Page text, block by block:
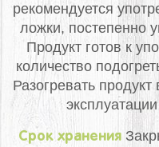
рекомендуется
ложки, постепенно
Продукт готов к
количество
Разогревать
Срок хранения